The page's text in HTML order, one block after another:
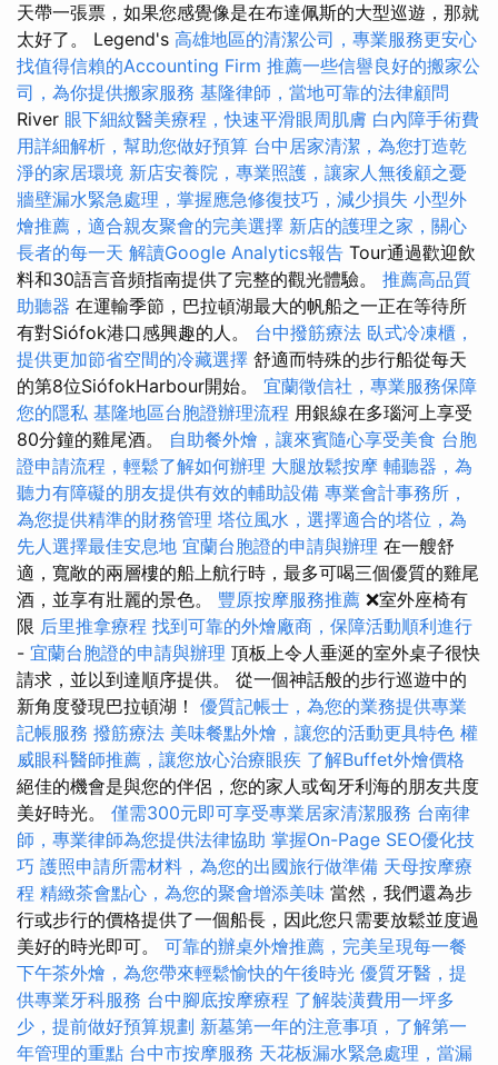
天帶一張票，如果您感覺像是在布達佩斯的大型巡遊，那就
太好了。 Legend's 高雄地區的清潔公司，專業服務更安心
找值得信賴的Accounting Firm 推薦一些信譽良好的搬家公
司，為你提供搬家服務 基隆律師，當地可靠的法律顧問
River 眼下細紋醫美療程，快速平滑眼周肌膚 白內障手術費
用詳細解析，幫助您做好預算 台中居家清潔，為您打造乾
淨的家居環境 新店安養院，專業照護，讓家人無後顧之憂
牆壁漏水緊急處理，掌握應急修復技巧，減少損失 小型外
燴推薦，適合親友聚會的完美選擇 新店的護理之家，關心
長者的每一天 解讀Google Analytics報告 Tour通過歡迎飲
料和30語言音頻指南提供了完整的觀光體驗。 推薦高品質
助聽器 在運輸季節，巴拉頓湖最大的帆船之一正在等待所
有對Siófok港口感興趣的人。 台中撥筋療法 臥式冷凍櫃，
提供更加節省空間的冷藏選擇 舒適而特殊的步行船從每天
的第8位SiófokHarbour開始。 宜蘭徵信社，專業服務保障
您的隱私 基隆地區台胞證辦理流程 用銀線在多瑙河上享受
80分鐘的雞​​尾酒。 自助餐外燴，讓來賓隨心享受美食 台胞
證申請流程，輕鬆了解如何辦理 大腿放鬆按摩 輔聽器，為
聽力有障礙的朋友提供有效的輔助設備 專業會計事務所，
為您提供精準的財務管理 塔位風水，選擇適合的塔位，為
先人選擇最佳安息地 宜蘭台胞證的申請與辦理 在一艘舒
適，寬敞的兩層樓的船上航行時，最多可喝三個優質的雞尾
酒，並享有壯麗的景色。 豐原按摩服務推薦 ❌室外座椅有
限 后里推拿療程 找到可靠的外燴廠商，保障活動順利進行
- 宜蘭台胞證的申請與辦理 頂板上令人垂涎的室外桌子很快
請求，並以到達順序提供。 從一個神話般的步行巡遊中的
新角度發現巴拉頓湖！ 優質記帳士，為您的業務提供專業
記帳服務 撥筋療法 美味餐點外燴，讓您的活動更具特色 權
威眼科醫師推薦，讓您放心治療眼疾 了解Buffet外燴價格
絕佳的機會是與您的伴侶，您的家人或匈牙利海的朋友共度
美好時光。 僅需300元即可享受專業居家清潔服務 台南律
師，專業律師為您提供法律協助 掌握On-Page SEO優化技
巧 護照申請所需材料，為您的出國旅行做準備 天母按摩療
程 精緻茶會點心，為您的聚會增添美味 當然，我們還為步
行或步行的價格提供了一個船長，因此您只需要放鬆並度過
美好的時光即可。 可靠的辦桌外燴推薦，完美呈現每一餐
下午茶外燴，為您帶來輕鬆愉快的午後時光 優質牙醫，提
供專業牙科服務 台中腳底按摩療程 了解裝潢費用一坪多
少，提前做好預算規劃 新墓第一年的注意事項，了解第一
年管理的重點 台中市按摩服務 天花板漏水緊急處理，當漏